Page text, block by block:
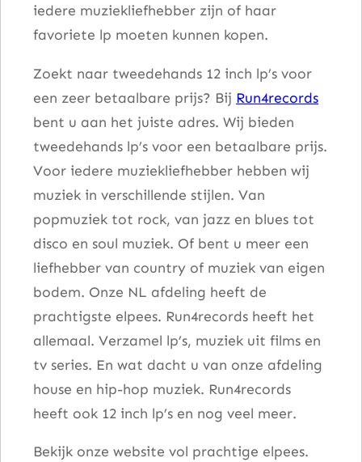
iedere muziekliefhebber zijn of haar
favoriete lp moeten kunnen kopen.
Zoekt naar tweedehands 12 inch lp’s voor
een zeer betaalbare prijs? Bij Run4records
bent u aan het juiste adres. Wij bieden
tweedehands lp’s voor een betaalbare prijs.
Voor iedere muziekliefhebber hebben wij
muziek in verschillende stijlen. Van
popmuziek tot rock, van jazz en blues tot
disco en soul muziek. Of bent u meer een
liefhebber van country of muziek van eigen
bodem. Onze NL afdeling heeft de
prachtigste elpees. Run4records heeft het
allemaal. Verzamel lp’s, muziek uit films en
tv series. En wat dacht u van onze afdeling
house en hip-hop muziek. Run4records
heeft ook 12 inch lp’s en nog veel meer.
Bekijk onze website vol prachtige elpees.